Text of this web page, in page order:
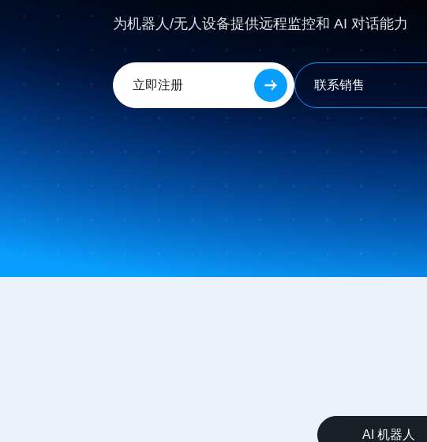
为机器人/无人设备提供远程监控和 AI 对话能力
立即注册 联系销售
AI 机器人